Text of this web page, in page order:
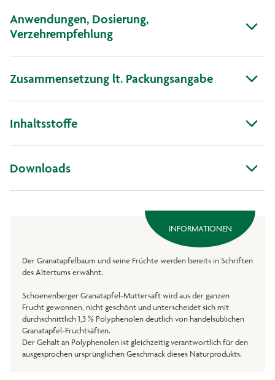
Anwendungen, Dosierung,
Verzehrempfehlung
Zusammensetzung lt. Packungsangabe
Inhaltsstoffe
Downloads
INFORMATIONEN
Der Granatapfelbaum und seine Früchte werden bereits in Schriften
des Altertums erwähnt.
Schoenenberger Granatapfel-Muttersaft wird aus der ganzen
Frucht gewonnen, nicht geschönt und unterscheidet sich mit
durchschnittlich 1,3 % Polyphenolen deutlich von handelsüblichen
Granatapfel-Fruchtsäften.
Der Gehalt an Polyphenolen ist gleichzeitig verantwortlich für den
ausgesprochen ursprünglichen Geschmack dieses Naturprodukts.